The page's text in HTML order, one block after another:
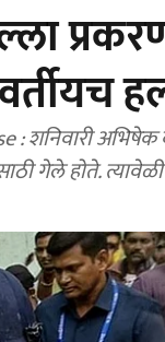
अभिषेक
गेले होते.